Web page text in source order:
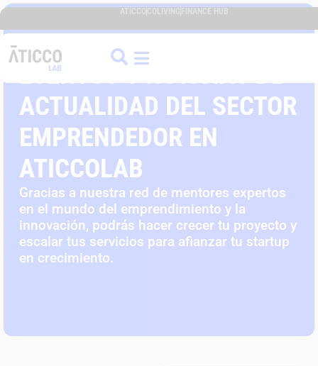
ATICCO COLIVING FINANCE HUB
EVENTOS Y NOTICIAS DE
ACTUALIDAD DEL SECTOR
EMPRENDEDOR EN
ATICCOLAB
Gracias a nuestra red de mentores expertos
en el mundo del emprendimiento y la
innovación, podrás hacer crecer tu proyecto y
escalar tus servicios para afianzar tu startup
en crecimiento.